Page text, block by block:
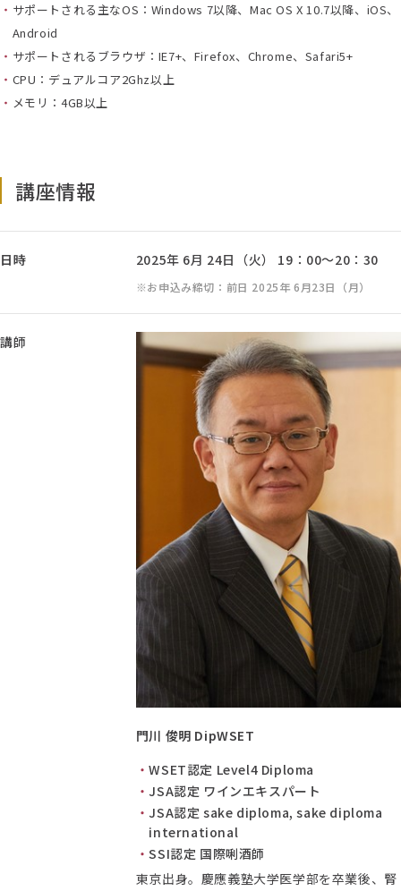
サポートされる主なOS：Windows 7以降、Mac OS X 10.7以降、iOS、
Android
サポートされるブラウザ：IE7+、Firefox、Chrome、Safari5+
CPU：デュアルコア2Ghz以上
メモリ：4GB以上
講座情報
日時 2025年 6月 24日（火） 19：00～20：30
お申込み締切：前日 2025年 6月23日（月）
講師
門川 俊明 DipWSET
WSET認定 Level4 Diploma
JSA認定 ワインエキスパート
JSA認定 sake diploma, sake diploma
international
SSI認定 国際唎酒師
東京出身。慶應義塾大学医学部を卒業後、腎